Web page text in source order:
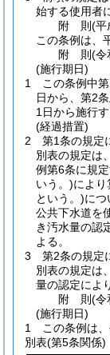
始する使用者
附 則(平
この条例は、
附 則(令
(施行期日)
1
この条例中
日から、第2
1日から施行す
(経過措置)
2
第1条の規定
別表の規定は
例第6条に規
いう。)によ
という。)につ
公共下水道を
き汚水量の認
よる。
3
第2条の規定
別表の規定は
量の認定によ
附 則(令
(施行期日)
1
この条例は
別表(第5条関係)